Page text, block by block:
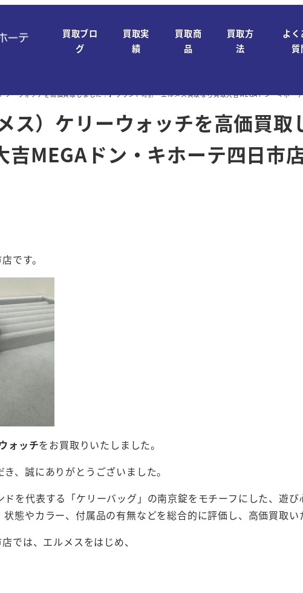
買取ブロ
グ
買取実
績
買取商
品
買取方
法
よく
質
リーウォッチを高価買取しました！】ブランド時計・エルメス買取なら買取大吉MEGAドン・キホー
ス）ケリーウォッチを高価買
吉MEGAドン・キホーテ四日市
です。
ォッチをお買取りいたしました。
、誠にありがとうございました。
を代表する「ケリーバッグ」の南京錠をモチーフにした、遊
態やカラー、付属品の有無などを総合的に評価し、高価買取い
では、エルメスをはじめ、